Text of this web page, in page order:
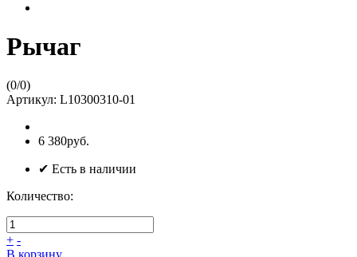
Рычаг
(0/0)
Артикул: L10300310-01
6 380руб.
✔ Есть в наличии
Количество:
+ -